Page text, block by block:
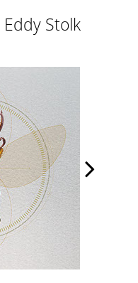
Eddy Stolk
